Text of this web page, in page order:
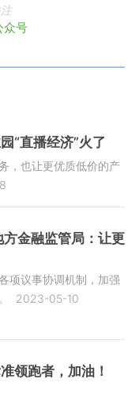
众号
“直播经济”火了
，也让更优质低价的产
金融监管局：让更
项议事协调机制，加强
2023-05-10
领跑者，加油！